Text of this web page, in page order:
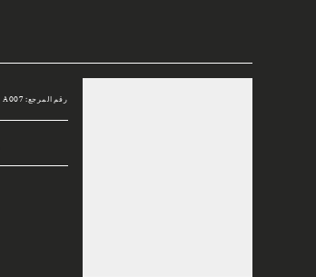
رقم المرجع: A007